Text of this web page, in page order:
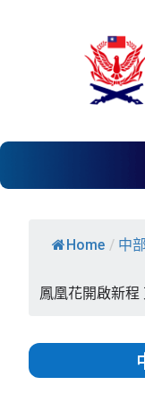
Home / 中
鳳凰花開啟新程